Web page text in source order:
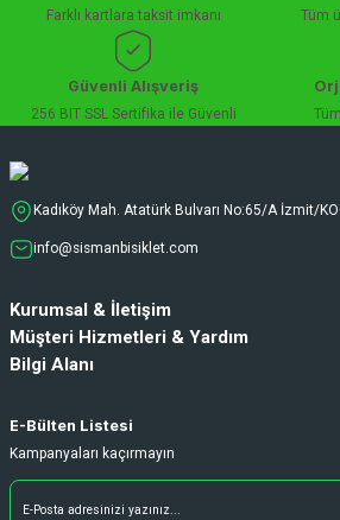
Farklı kartlara taksit imkanı Tüm
Güvenli Alışveriş
256 BIT SSL Sertifika ile Güvenli
Kadıköy Mah. Atatürk Bulvarı No:65/A İzmit/
info@sismanbisiklet.com
Kurumsal & İletişim
Müşteri Hizmetleri & Yardım
Bilgi Alanı
E-Bülten Listesi
Kampanyaları kaçırmayın